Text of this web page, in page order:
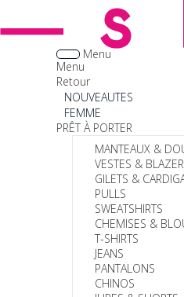
Menu
Menu
Retour
NOUVEAUTES
FEMME
PRÊT À PORTER
MANTEAUX &
VESTES &
GILETS &
PULLS
SWEATSHIRTS
CHEMISES &
T-SHIRTS
JEANS
PANTALONS
CHINOS